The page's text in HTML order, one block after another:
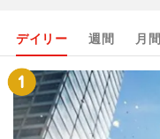
デイリー 週間 月間